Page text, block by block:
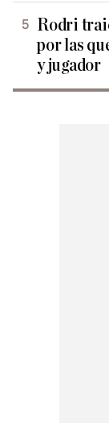
Rodri
por las
y jugador